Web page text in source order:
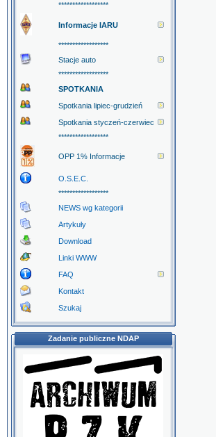
******************
Informacje IARU
******************
Stacje auto
******************
SPOTKANIA
Spotkania lipiec-grudzień
Spotkania styczeń-czerwiec
******************
OPP 1% Informacje
O.S.E.C.
******************
NEWS wg kategorii
Artykuły
Download
Linki WWW
FAQ
Kontakt
Szukaj
Zadanie publiczne NDAP